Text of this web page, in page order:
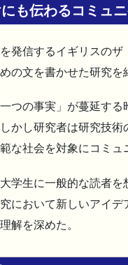
も伝わるコミュ
発信するイギリスの
の文を書かせた研究を
つの事実」が蔓延す
かし研究者は研究技
な社会を対象にコミュ
学生に一般的な読者
において新しいアイ
解を深めた。